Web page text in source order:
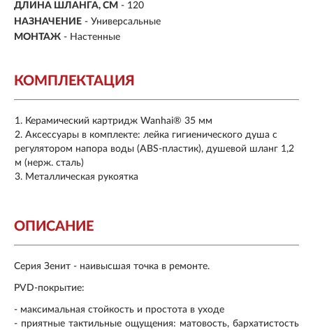
ДЛИНА ШЛАНГА, СМ - 120
НАЗНАЧЕНИЕ - Универсальные
МОНТАЖ - Настенные
КОМПЛЕКТАЦИЯ
Керамический картридж Wanhai® 35 мм
Аксессуары в комплекте: лейка гигиенического душа с
регулятором напора воды (ABS-пластик), душевой шланг 1,2
м (нерж. сталь)
Металлическая рукоятка
ОПИСАНИЕ
Серия Зенит - наивысшая точка в ремонте.
PVD-покрытие:
- максимальная стойкость и простота в уходе
- приятные тактильные ощущения: матовость, бархатистость